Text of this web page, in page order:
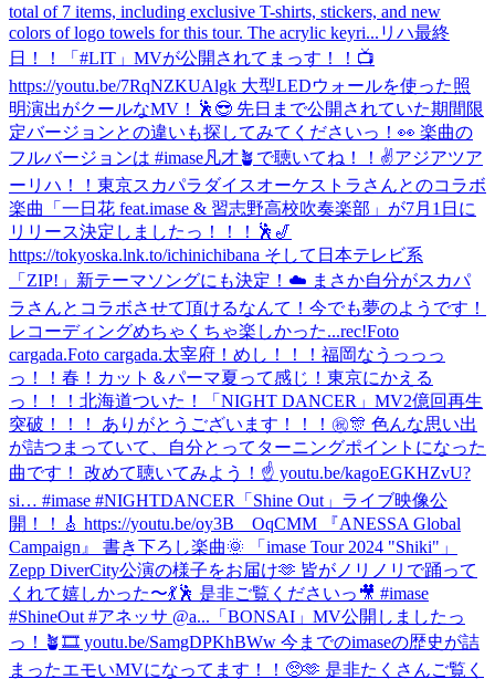
total of 7 items, including exclusive T-shirts, stickers, and new
colors of logo towels for this tour. The acrylic keyri... リハ最終
日！！
「#LIT」MVが公開されてまっす！！📺
https://youtu.be/7RqNZKUAlgk 大型LEDウォールを使った照
明演出がクールなMV！🕺😎 先日まで公開されていた期間限
定バージョンとの違いも探してみてくださいっ！👀 楽曲の
フルバージョンは #imase凡才🪴で聴いてね！！✌️アジアツア
ーリハ！！ 東京スカパラダイスオーケストラさんとのコラボ
楽曲「一日花 feat.imase & 習志野高校吹奏楽部」が7月1日に
リリース決定しましたっ！！！🕺🎷
https://tokyoska.lnk.to/ichinichibana そして日本テレビ系
「ZIP!」新テーマソングにも決定！☁️ まさか自分がスカパ
ラさんとコラボさせて頂けるなんて！今でも夢のようです！
レコーディングめちゃくちゃ楽しかった...rec!Foto
cargada.Foto cargada.太宰府！ めし！！！ 福岡なうっっっ
っ！！ 春！ カット＆パーマ夏って感じ！ 東京にかえる
っ！！！ 北海道ついた！
「NIGHT DANCER」MV2億回再生
突破！！！ ありがとうございます！！！㊗️🎊 色んな思い出
が詰つまっていて、自分とってターニングポイントになった
曲です！ 改めて聴いてみよう！☝️ youtu.be/kagoEGKHZvU?
si… #imase #NIGHTDANCER
「Shine Out」ライブ映像公
開！！🎸 https://youtu.be/oy3B__OqCMM 『ANESSA Global
Campaign』 書き下ろし楽曲🌞 「imase Tour 2024 "Shiki"」
Zepp DiverCity公演の様子をお届け🫶 皆がノリノリで踊って
くれて嬉しかった〜💃🕺 是非ご覧くださいっ🎥 #imase
#ShineOut #アネッサ @a... 「BONSAI」MV公開しましたっ
っ！🪴🎞 youtu.be/SamgDPKhBWw 今までのimaseの歴史が詰
まったエモいMVになってます！！🥺🫶 是非たくさんご覧く